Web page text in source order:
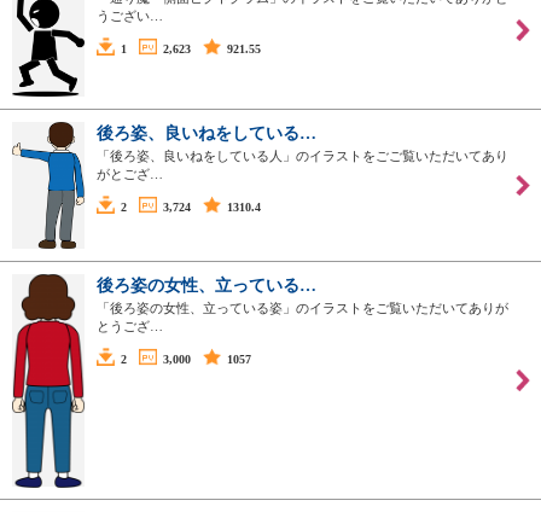
うござい…
1 2,623 921.55
後ろ姿、良いねをしている…
「後ろ姿、良いねをしている人」のイラストをごご覧いただいてあり
がとござ…
2 3,724 1310.4
後ろ姿の女性、立っている…
「後ろ姿の女性、立っている姿」のイラストをご覧いただいてありが
とうござ…
2 3,000 1057